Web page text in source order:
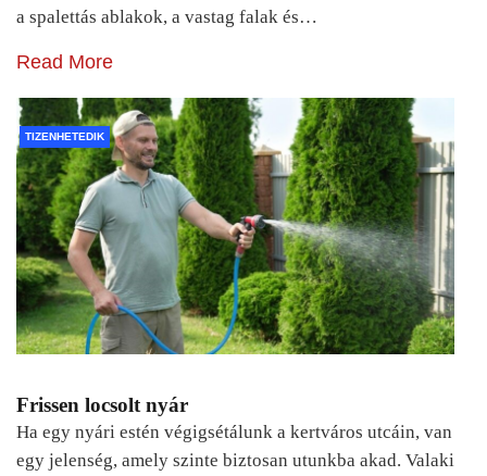
a spalettás ablakok, a vastag falak és…
Read More
TIZENHETEDIK
Frissen locsolt nyár
Ha egy nyári estén végigsétálunk a kertváros utcáin, van
egy jelenség, amely szinte biztosan utunkba akad. Valaki